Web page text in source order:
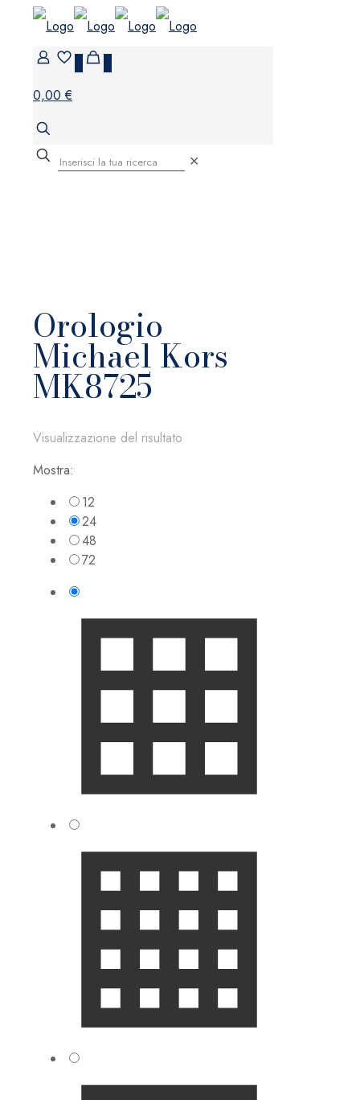
0,00 €
✕
Orologio
Michael Kors
MK8725
Visualizzazione del risultato
Mostra:
12
24
48
72